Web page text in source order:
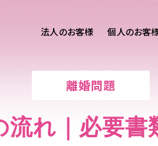
法人のお客様 個人のお客
のお客様ご相談
問題
離婚問題
流れ｜必要